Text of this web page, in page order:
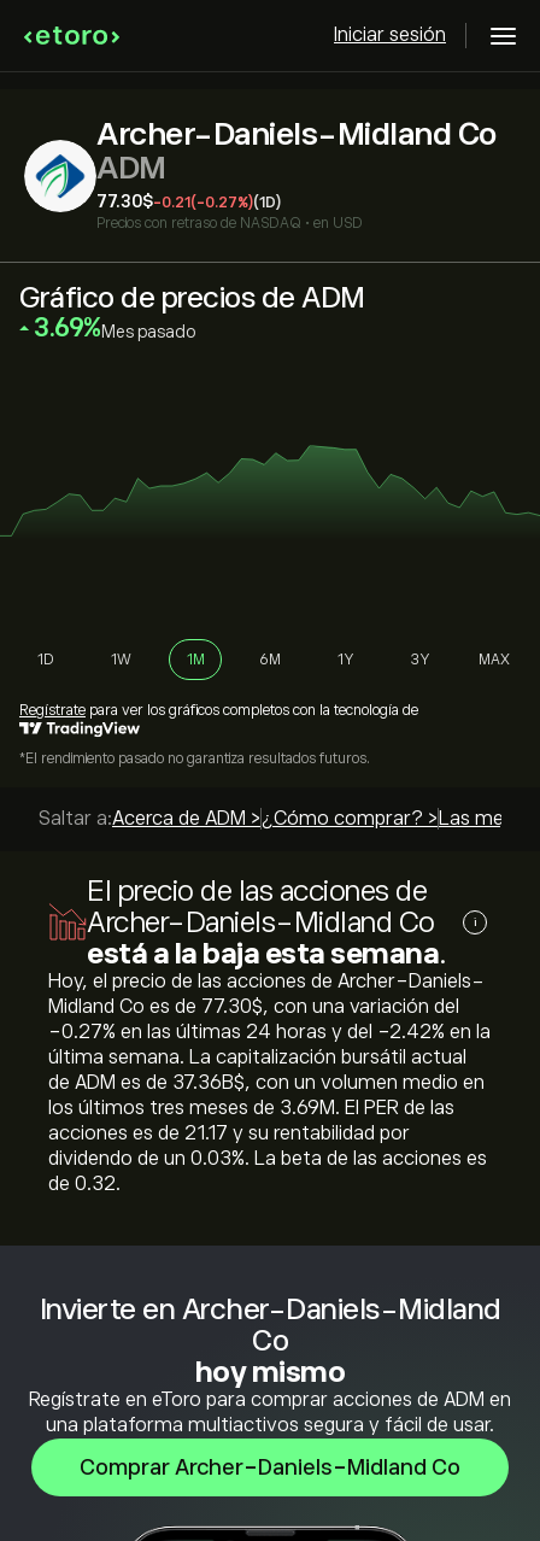
Iniciar sesión
Archer-Daniels-Midland Co
ADM
77.30‎$‎-0.21 (-0.27%)(1D)
Precios con retraso de NASDAQ • en USD
Invierte en Archer-Daniels-Midland
Co
hoy mismo
Regístrate en eToro para comprar acciones de ADM en
una plataforma multiactivos segura y fácil de usar.
Comprar Archer-Daniels-Midland Co
Gráfico de precios de ADM
‎3.69‎ Mes pasado
1D 1W 1M 6M 1Y 3Y MAX
Regístrate para ver los gráficos completos con la tecnología de
*El rendimiento pasado no garantiza resultados futuros.
Saltar a:Acerca de ADM >¿Cómo comprar? > Las
El precio de las acciones de
Archer-Daniels-Midland Co
está a la baja esta semana.
i
Hoy, el precio de las acciones de Archer-Daniels-
Midland Co es de 77.30‎$‎, con una variación del
‎-0.27‎% en las últimas 24 horas y del ‎-2.42‎% en la
última semana. La capitalización bursátil actual
de ADM es de 37.36B‎$‎, con un volumen medio en
los últimos tres meses de 3.69M. El PER de las
acciones es de 21.17 y su rentabilidad por
dividendo de un 0.03%. La beta de las acciones es
de 0.32.